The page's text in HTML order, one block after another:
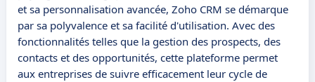
et sa personnalisation avancée, Zoho CRM se démarque
par sa polyvalence et sa facilité d'utilisation. Avec des
fonctionnalités telles que la gestion des prospects, des
contacts et des opportunités, cette plateforme permet
aux entreprises de suivre efficacement leur cycle de